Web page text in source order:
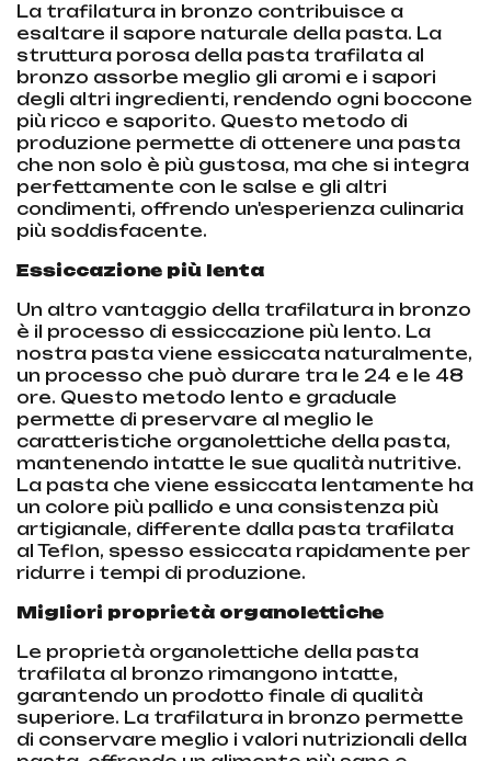
La trafilatura in bronzo contribuisce a
esaltare il sapore naturale della pasta. La
struttura porosa della pasta trafilata al
bronzo assorbe meglio gli aromi e i sapori
degli altri ingredienti, rendendo ogni boccone
più ricco e saporito. Questo metodo di
produzione permette di ottenere una pasta
che non solo è più gustosa, ma che si integra
perfettamente con le salse e gli altri
condimenti, offrendo un'esperienza culinaria
più soddisfacente.
Essiccazione più lenta
Un altro vantaggio della trafilatura in bronzo
è il processo di essiccazione più lento. La
nostra pasta viene essiccata naturalmente,
un processo che può durare tra le 24 e le 48
ore. Questo metodo lento e graduale
permette di preservare al meglio le
caratteristiche organolettiche della pasta,
mantenendo intatte le sue qualità nutritive.
La pasta che viene essiccata lentamente ha
un colore più pallido e una consistenza più
artigianale, differente dalla pasta trafilata
al Teflon, spesso essiccata rapidamente per
ridurre i tempi di produzione.
Migliori proprietà organolettiche
Le proprietà organolettiche della pasta
trafilata al bronzo rimangono intatte,
garantendo un prodotto finale di qualità
superiore. La trafilatura in bronzo permette
di conservare meglio i valori nutrizionali della